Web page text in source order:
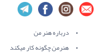
درباره هنر من
هنرمن چگونه کار میکند